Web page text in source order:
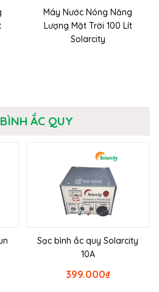
Máy Nước Nóng Năng
Lượng Mặt Trời 100 Lít
Solarcity
ẮC QUY
Sạc bình ắc quy Solarcity
10A
₫
399.000